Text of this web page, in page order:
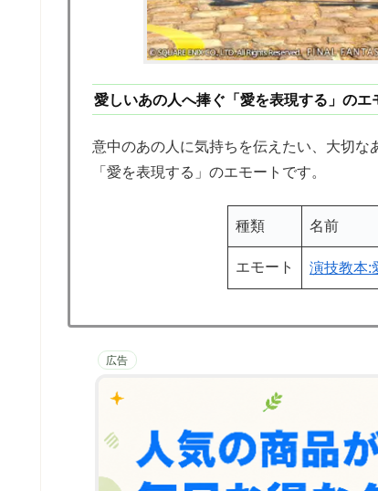
愛しいあの人へ捧ぐ「愛を表現する」のエ
意中のあの人に気持ちを伝えたい、大切
「愛を表現する」のエモートです。
種類 名前
エモート 演技教本:
広告